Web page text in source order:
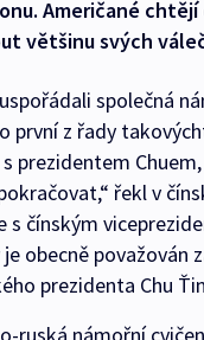
Američané chtějí
většinu svých
společná
první z řady
prezidentem
řekl v
s čínským
obecně považován
prezidenta Chu